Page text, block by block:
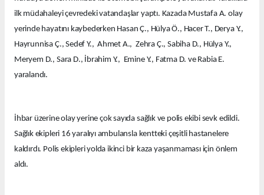
ilk müdahaleyi çevredeki vatandaşlar yaptı. Kazada Mustafa A. olay
yerinde hayatını kaybederken Hasan Ç., Hülya Ö., Hacer T., Derya Y.,
Hayrunnisa Ç., Sedef Y., Ahmet A., Zehra Ç., Sabiha D., Hülya Y.,
Meryem D., Sara D., İbrahim Y., Emine Y., Fatma D. ve Rabia E.
yaralandı.
İhbar üzerine olay yerine çok sayıda sağlık ve polis ekibi sevk edildi.
Sağlık ekipleri 16 yaralıyı ambulansla kentteki çeşitli hastanelere
kaldırdı. Polis ekipleri yolda ikinci bir kaza yaşanmaması için önlem
aldı.